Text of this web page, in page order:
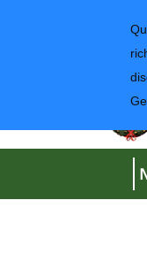
Regione Liguria